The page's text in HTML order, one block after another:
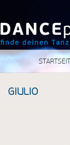
GIULIO